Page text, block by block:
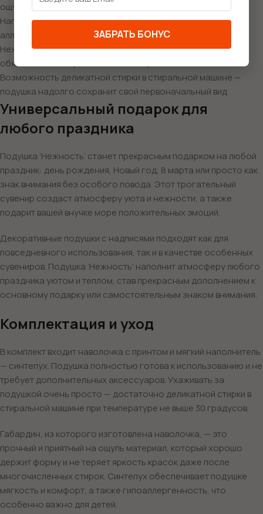
ощупь и долговечного материала
Наполнитель — мягкий синтепух, который не вызывает
аллергии и хорошо сохраняет форму
Нежный дизайн с трогательной надписью, который
обязательно понравится вашей внучке
Возможность деликатной стирки в стиральной машине —
подушка надолго сохранит свой первоначальный вид
Универсальный подарок для
любого праздника
Подушка ‘Нежность’ станет прекрасным подарком на любой
праздник: день рождения, Новый год, 8 марта или просто как
знак внимания без особого повода. Этот трогательный
сувенир создаст атмосферу уюта и нежности, а также
подарит вашей внучке море положительных эмоций.
Декоративные подушки с надписями подходят как для
повседневного использования, так и в качестве особенных
сувениров. Подушка ‘Нежность’ наполнит атмосферу любого
праздника уютом и теплом, став прекрасным дополнением к
основному подарку или самостоятельным знаком внимания.
Комплектация и уход
В комплект входит наволочка с принтом и мягкий наполнитель
— синтепух. Подушка полностью готова к использованию и не
требует дополнительных аксессуаров. Ухаживать за
подушкой очень просто — достаточно деликатной стирки в
стиральной машине при температуре не выше 30 градусов.
Габардин, из которого изготовлена наволочка, — это
прочный и приятный на ощупь материал, который хорошо
держит форму и не теряет яркость красок даже после
многочисленных стирок. Синтепух обеспечивает подушке
мягкость и комфорт, а также гипоаллергенность, что
особенно важно для детей.
ЗАБРАТЬ БОНУС